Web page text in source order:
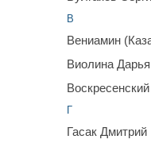
В
Вениамин
Виолина Дарья
Г
Гасак Дмитрий